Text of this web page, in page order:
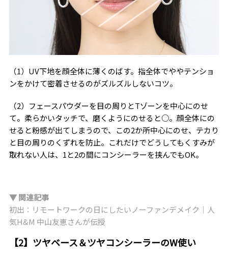
（1）UV下地を顔全体に薄くのばす。指全体でややテンショ
ンをかけて密着させるのがズルズルしないコツ。
（2）フェースパウダーを目の周りとTゾーンを中心にのせ
て。柔らかいタッチで、磨くようにのせると○。顔全体にの
せると粉感が出てしまうので、この2か所中心にのせ、テカり
と目の周りのくずれを防止。これだけでどうしてもくすみが
取れない人は、1と2の間にコンシーラーを挟んでもOK。
▼ 関連記事
初出：リモートワークの日にしたいノーファンデメイク｜人
気H&M 中山友恵さんが伝授
【2】ツヤベース＆ツヤコンシーラーのW使い